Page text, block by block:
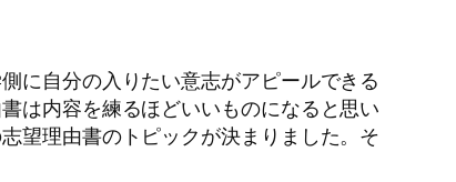
に自分の入りたい意志がアピールできる
は内容を練るほどいいものになると思い
望理由書のトピックが決まりました。そ